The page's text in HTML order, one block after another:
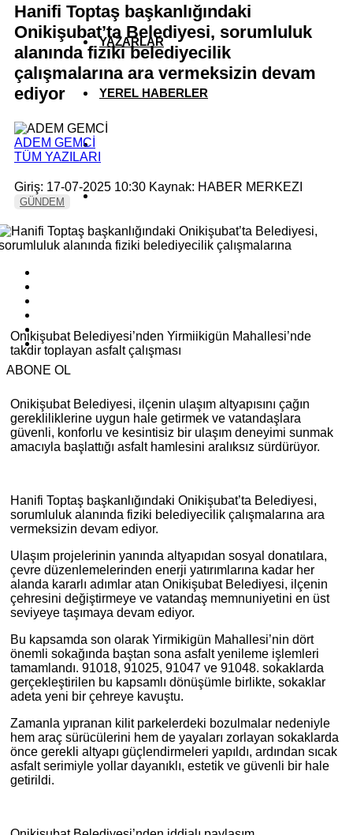
YAZARLAR
YEREL HABERLER
Hanifi Toptaş başkanlığındaki
Onikişubat’ta Belediyesi, sorumluluk
alanında fiziki belediyecilik
çalışmalarına ara vermeksizin devam
ediyor
ADEM GEMCİ
TÜM YAZILARI
Giriş: 17-07-2025 10:30 Kaynak: HABER MERKEZI
GÜNDEM
ABONE OL
Onikişubat Belediyesi’nden Yirmiikigün Mahallesi’nde
takdir toplayan asfalt çalışması
Onikişubat Belediyesi, ilçenin ulaşım altyapısını çağın
gerekliliklerine uygun hale getirmek ve vatandaşlara
güvenli, konforlu ve kesintisiz bir ulaşım deneyimi sunmak
amacıyla başlattığı asfalt hamlesini aralıksız sürdürüyor.
Hanifi Toptaş başkanlığındaki Onikişubat’ta Belediyesi,
sorumluluk alanında fiziki belediyecilik çalışmalarına ara
vermeksizin devam ediyor.
Ulaşım projelerinin yanında altyapıdan sosyal donatılara,
çevre düzenlemelerinden enerji yatırımlarına kadar her
alanda kararlı adımlar atan Onikişubat Belediyesi, ilçenin
çehresini değiştirmeye ve vatandaş memnuniyetini en üst
seviyeye taşımaya devam ediyor.
Bu kapsamda son olarak Yirmikigün Mahallesi’nin dört
önemli sokağında baştan sona asfalt yenileme işlemleri
tamamlandı. 91018, 91025, 91047 ve 91048. sokaklarda
gerçekleştirilen bu kapsamlı dönüşümle birlikte, sokaklar
adeta yeni bir çehreye kavuştu.
Zamanla yıpranan kilit parkelerdeki bozulmalar nedeniyle
hem araç sürücülerini hem de yayaları zorlayan sokaklarda
önce gerekli altyapı güçlendirmeleri yapıldı, ardından sıcak
asfalt serimiyle yollar dayanıklı, estetik ve güvenli bir hale
getirildi.